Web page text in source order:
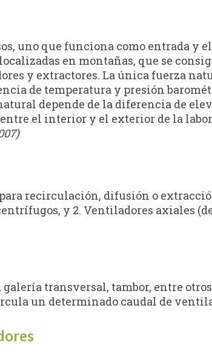
uno que funciona como entrada y
en montañas, que se
y extractores. La única fuerza
de temperatura y presión
depende de la diferencia de
el interior y el exterior de la
recirculación, difusión o
y 2. Ventiladores axiales
transversal, tambor, entre
un determinado caudal de